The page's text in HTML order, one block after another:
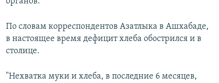
По словам корреспондентов Азатлыка в Ашхабаде,
в настоящее время дефицит хлеба обострился и в
столице.
"Нехватка муки и хлеба, в последние 6 месяцев,